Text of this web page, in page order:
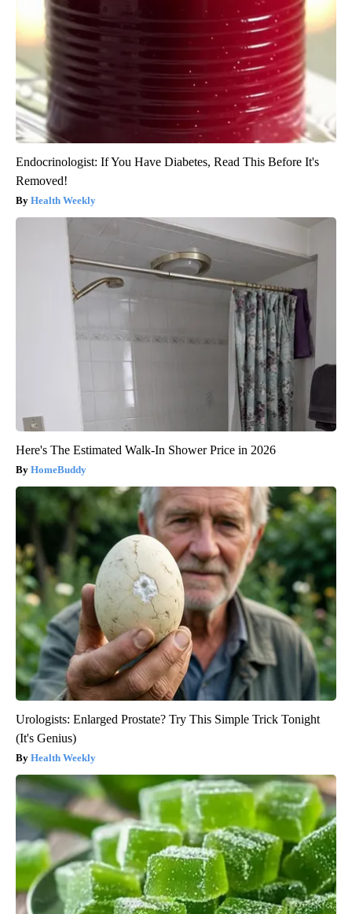
Endocrinologist: If You Have Diabetes, Read This Before It's
Removed!
Health Weekly
Here's The Estimated Walk-In Shower Price in 2026
HomeBuddy
Urologists: Enlarged Prostate? Try This Simple Trick Tonight
(It's Genius)
Health Weekly